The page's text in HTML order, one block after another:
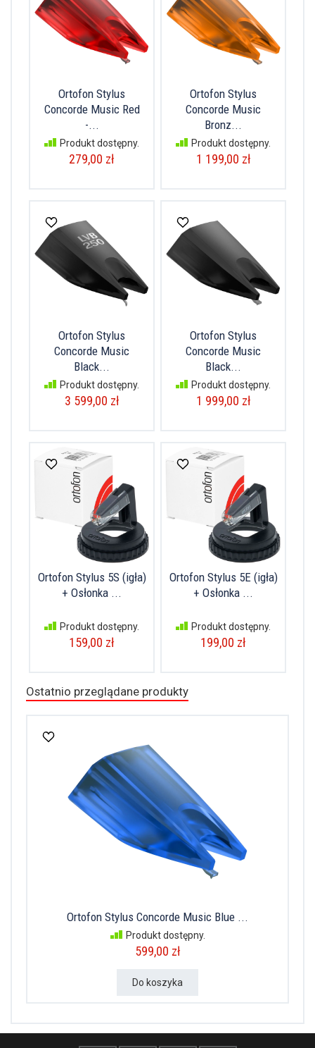
Ortofon Stylus
Concorde Music Red
-...
Produkt dostępny.
279,00 zł
Ortofon Stylus
Concorde Music
Bronz...
Produkt dostępny.
1 199,00 zł
Ortofon Stylus
Concorde Music
Black...
Produkt dostępny.
3 599,00 zł
Ortofon Stylus
Concorde Music
Black...
Produkt dostępny.
1 999,00 zł
Ortofon Stylus 5S (igła)
+ Osłonka ...
Produkt dostępny.
159,00 zł
Ortofon Stylus 5E (igła)
+ Osłonka ...
Produkt dostępny.
199,00 zł
Ostatnio przeglądane produkty
Ortofon Stylus Concorde Music Blue ...
Produkt dostępny.
599,00 zł
Do koszyka